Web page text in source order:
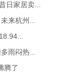
日家居卖...
来杭州...
雨闷热...
腾了